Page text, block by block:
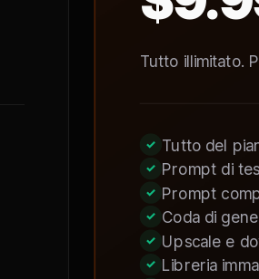
Tutto illimitato.
Tutto del
Prompt di
Prompt
Coda di
Upscale e
Libreria